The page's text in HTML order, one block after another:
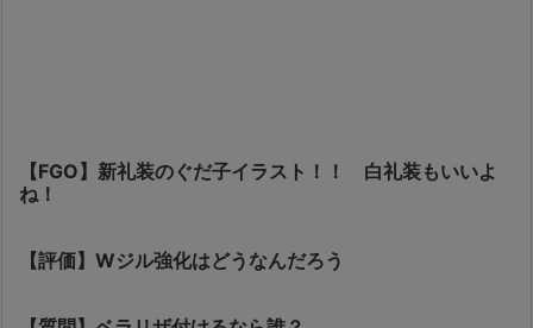
【FGO】新礼装のぐだ子イラスト！！ 白礼装もいいよ
ね！
【評価】Wジル強化はどうなんだろう